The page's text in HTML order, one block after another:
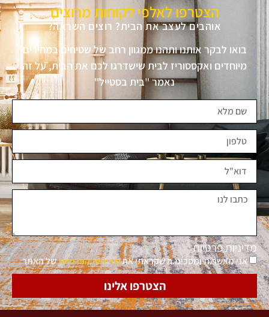
הצטרפו לאלפי לקוחות מרוצים
אוהבים לעצב את הבית? רוצים השראה?
בואו לבקר אותנו ותהנו ממגוון רחב של שטיחים במחירים
מיוחדים ואקססוריז לבית שישדרגו לכם את הבית, על זה
נאמר "בית בסטייל"
מדיניות פרטיות
אני מאשר.ת ומסכימ.ה שקראתי אתמדיניות הפרטיותשל האתר
הצטרפו אלינו